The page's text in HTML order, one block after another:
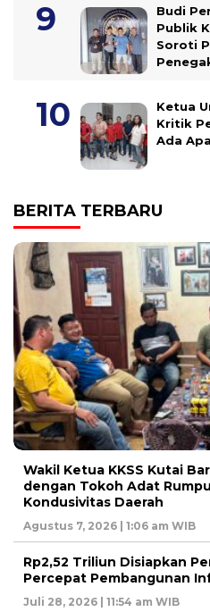
Budi
Publik
Soroti
Ketua
Kritik
Ada
BERITA TERBARU
Wakil Ketua KKSS Kutai
dengan Tokoh Adat
Kondusivitas Daerah
Agustus 7, 2026 | 1:06 am WIB
Rp2,52 Triliun Disiapkan
Percepat Pembangunan
Juli 28, 2026 | 11:54 am WIB